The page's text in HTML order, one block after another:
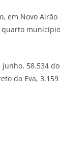
em Novo Airão
58.534
da Eva,